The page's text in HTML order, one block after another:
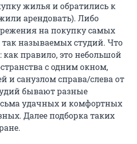
жилья и обратились к
арендовать). Либо
на покупку самых
называемых студий. Что
правило, это небольшой
с одним окном,
и санузлом справа/слева от
бывают разные
удачных и комфортных
Далее подборка таких